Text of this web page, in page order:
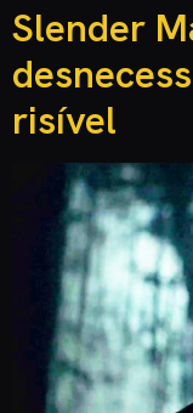
Slender
risível